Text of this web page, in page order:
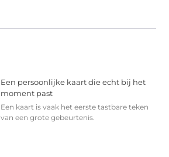
Een persoonlijke kaart die echt bij het
moment past
Een kaart is vaak het eerste tastbare teken
van een grote gebeurtenis.